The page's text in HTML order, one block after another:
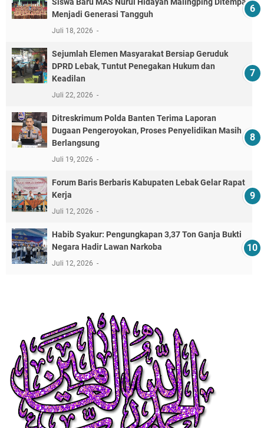
Menjadi Generasi Tangguh
Juli 18, 2026
Sejumlah Elemen Masyarakat Bersiap Geruduk
DPRD Lebak, Tuntut Penegakan Hukum dan
Keadilan
Juli 22, 2026
Ditreskrimum Polda Banten Terima Laporan
Dugaan Pengeroyokan, Proses Penyelidikan Masih
Berlangsung
Juli 19, 2026
Forum Baris Berbaris Kabupaten Lebak Gelar Rapat
Kerja
Juli 12, 2026
​Habib Syakur: Pengungkapan 3,37 Ton Ganja Bukti
Negara Hadir Lawan Narkoba
Juli 12, 2026